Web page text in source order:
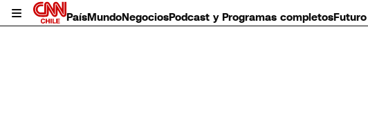
PaísMundoNegociosPodcast y Programas completos